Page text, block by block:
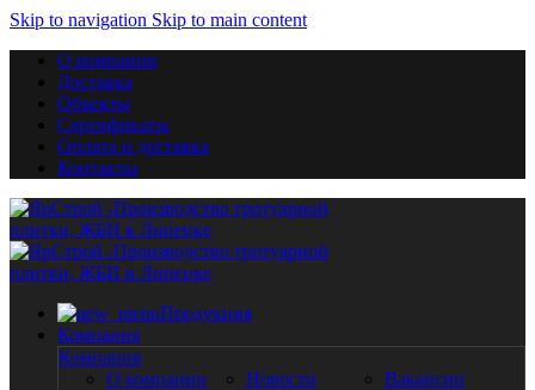
Skip to navigation Skip to main content
О компании
Доставка
Объекты
Сертификаты
Оплата и доставка
Контакты
Продукция
Компания
Компания
О компании
Новости Вакансии